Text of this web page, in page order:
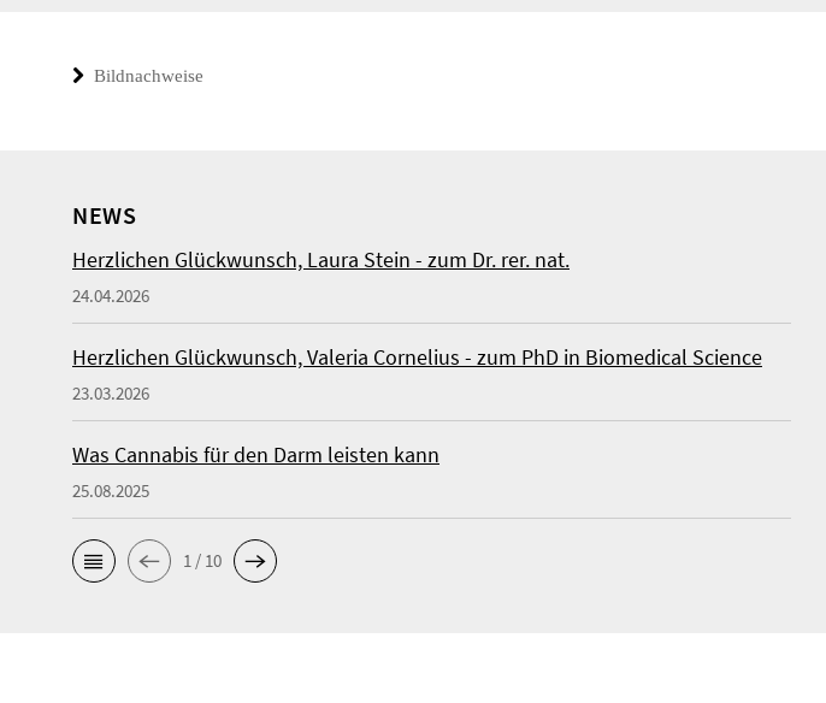
Bildnachweise
NEWS
Herzlichen Glückwunsch, Laura Stein - zum Dr. rer. nat.
24.04.2026
Herzlichen Glückwunsch, Valeria Cornelius - zum PhD in Biomedical Science
23.03.2026
Was Cannabis für den Darm leisten kann
25.08.2025
1 / 10